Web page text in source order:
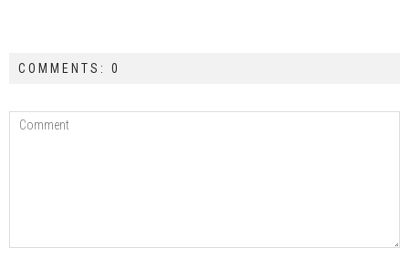
COMMENTS: 0